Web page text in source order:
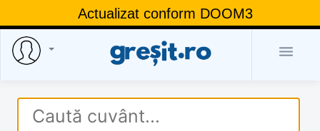
Actualizat conform DOOM3
